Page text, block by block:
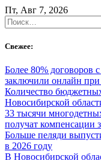
Skip
to
content
Пт, Авг 7, 2026
Найти:
Свежее:
Более 80% договоров
заключили онлайн
Количество
Новосибирской
33 тысячи
получат компенсации
Больше пеляди
в 2026 году
В Новосибирской